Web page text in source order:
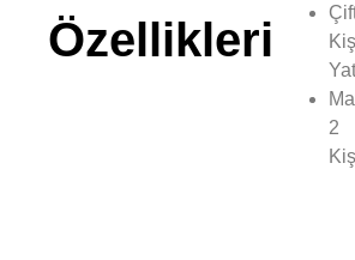
Özellikleri
2